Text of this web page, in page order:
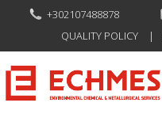
+302107488878
QUALITY POLICY